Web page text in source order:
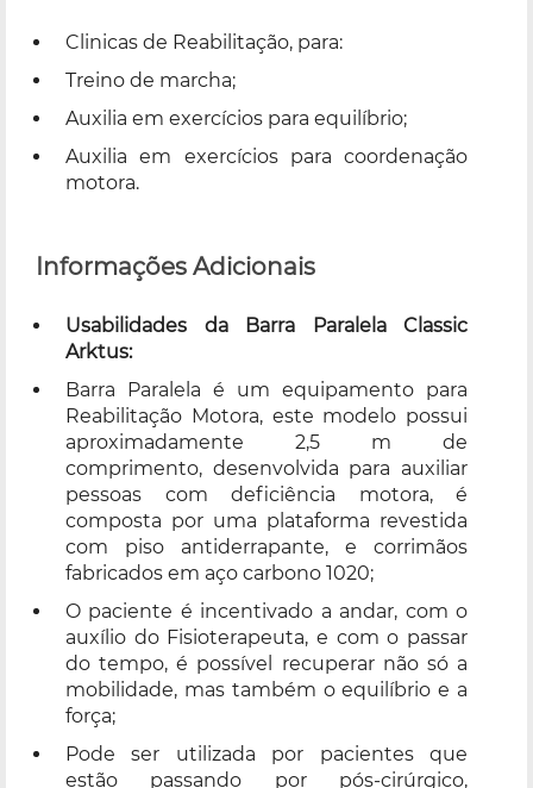
Clinicas de Reabilitação, para:
Treino de marcha;
Auxilia em exercícios para equilíbrio;
Auxilia em exercícios para coordenação
motora.
Informações Adicionais
Usabilidades da Barra Paralela Classic
Arktus:
Barra Paralela é um equipamento para
Reabilitação Motora, este modelo possui
aproximadamente 2,5 m de
comprimento, desenvolvida para auxiliar
pessoas com deficiência motora, é
composta por uma plataforma revestida
com piso antiderrapante, e corrimãos
fabricados em aço carbono 1020;
O paciente é incentivado a andar, com o
auxílio do Fisioterapeuta, e com o passar
do tempo, é possível recuperar não só a
mobilidade, mas também o equilíbrio e a
força;
Pode ser utilizada por pacientes que
estão passando por pós-cirúrgico,